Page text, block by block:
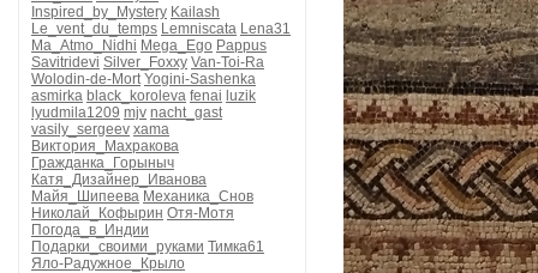
Inspired_by_Mystery Kailash
Le_vent_du_temps Lemniscata Lena31
Ma_Atmo_Nidhi Mega_Ego Pappus
Savitridevi Silver_Foxxy Van-Toi-Ra
Wolodin-de-Mort Yogini-Sashenka
asmirka black_koroleva fenai luzik
lyudmila1209 mjv nacht_gast
vasily_sergeev xama
Виктория_Махракова
Гражданка_Горыныч
Катя_Дизайнер_Иванова
Майя_Шипеева Механика_Снов
Николай_Кофырин Отя-Мотя
Погода_в_Индии
Подарки_своими_руками Тимка61
Яло-Радужное_Крыло